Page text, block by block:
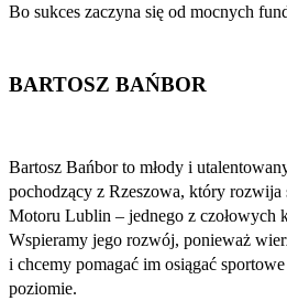
Bo sukces zaczyna się od mocnych
BARTOSZ BAŃBOR
Bartosz Bańbor to młody i
pochodzący z Rzeszowa, który
Motoru Lublin – jednego z czołowych
Wspieramy jego rozwój, ponieważ
i chcemy pomagać im osiągać
poziomie.